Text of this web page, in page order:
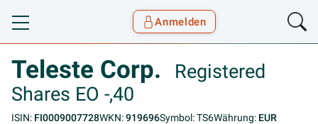
Toggle navigation
Anmelden
Teleste Corp.
Registered
Shares EO -,40
ISIN: FI0009007728WKN:919696Symbol: TS6Währung: EUR